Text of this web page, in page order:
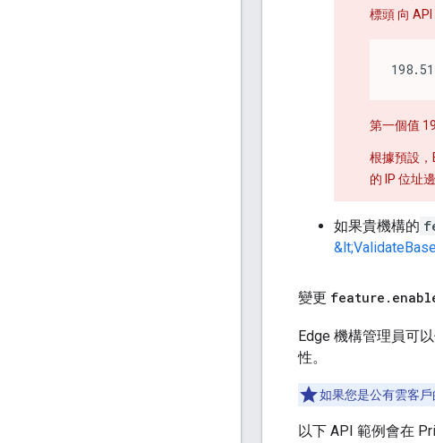
標頭 向
第一個值
根據預設
的 IP 位址邊
如果貴機構的
變更 feature .
Edge 機構管理員可
性。
如果您是公有雲客戶
以下 API 範例會在